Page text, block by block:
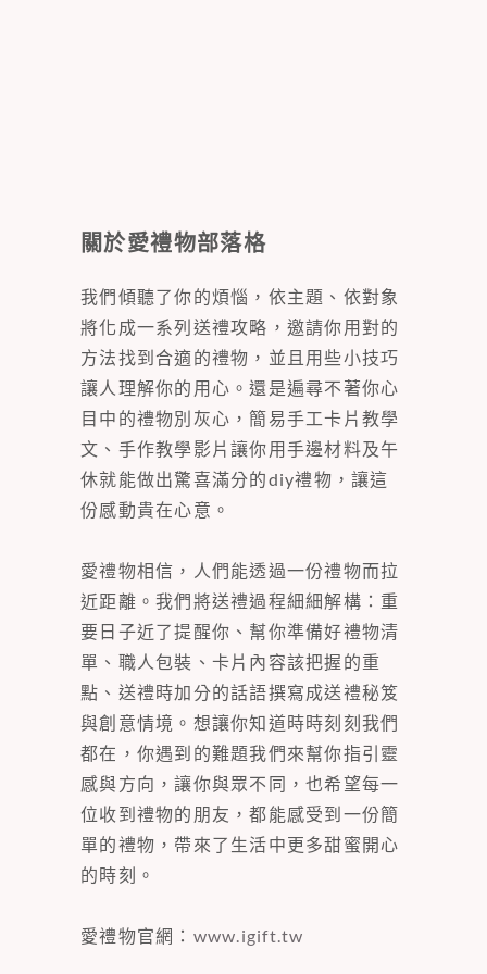
關於愛禮物部落格
我們傾聽了你的煩惱，依主題、依對象
將化成一系列送禮攻略，邀請你用對的
方法找到合適的禮物，並且用些小技巧
讓人理解你的用心。還是遍尋不著你心
目中的禮物別灰心，簡易手工卡片教學
文、手作教學影片讓你用手邊材料及午
休就能做出驚喜滿分的diy禮物，讓這
份感動貴在心意。
愛禮物相信，人們能透過一份禮物而拉
近距離。我們將送禮過程細細解構：重
要日子近了提醒你、幫你準備好禮物清
單、職人包裝、卡片內容該把握的重
點、送禮時加分的話語撰寫成送禮秘笈
與創意情境。想讓你知道時時刻刻我們
都在，你遇到的難題我們來幫你指引靈
感與方向，讓你與眾不同，也希望每一
位收到禮物的朋友，都能感受到一份簡
單的禮物，帶來了生活中更多甜蜜開心
的時刻。
愛禮物官網： www.igift.tw